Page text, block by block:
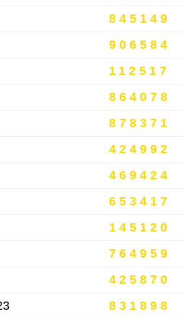
845149
906584
112517
864078
878371
424992
469424
653417
145120
764959
425870
831898